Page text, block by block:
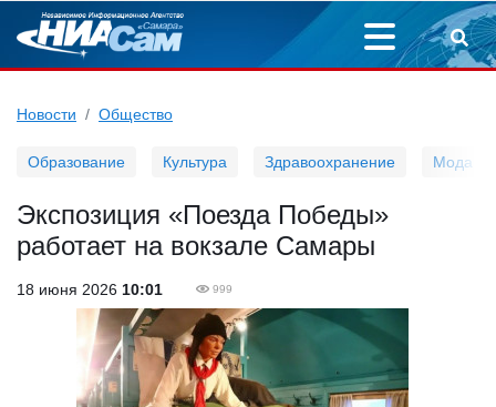
Новости Общество
Образование Культура Здравоохранение Мода
Экспозиция «Поезда Победы»
работает на вокзале Самары
18 июня 2026 10:01 999